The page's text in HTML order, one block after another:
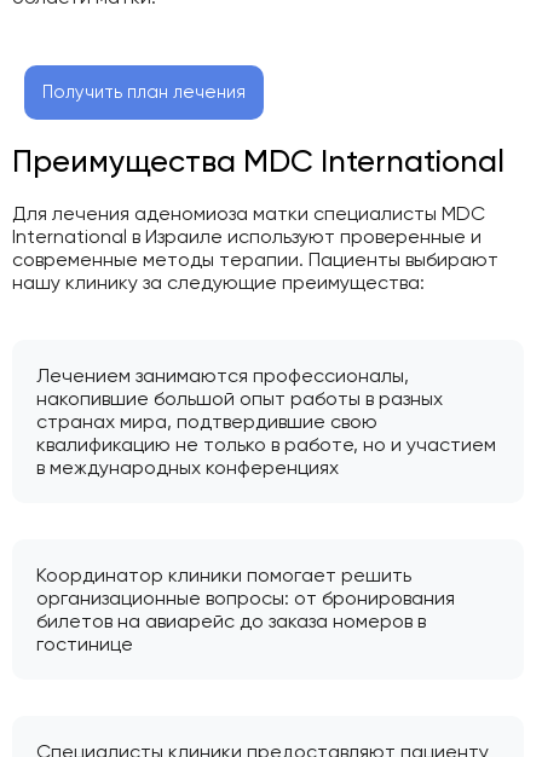
Получить план лечения
Преимущества MDC International
Для лечения аденомиоза матки специалисты MDC
International в Израиле используют проверенные и
современные методы терапии. Пациенты выбирают
нашу клинику за следующие преимущества:
Лечением занимаются профессионалы,
накопившие большой опыт работы в разных
странах мира, подтвердившие свою
квалификацию не только в работе, но и участием
в международных конференциях
Координатор клиники помогает решить
организационные вопросы: от бронирования
билетов на авиарейс до заказа номеров в
гостинице
Специалисты клиники предоставляют пациенту